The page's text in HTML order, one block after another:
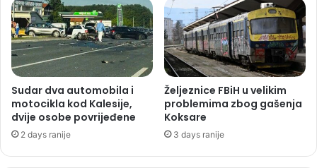
Sudar dva automobila i
motocikla kod Kalesije,
dvije osobe povrijeđene
2 days ranije
Željeznice FBiH u velikim
problemima zbog gašenja
Koksare
3 days ranije